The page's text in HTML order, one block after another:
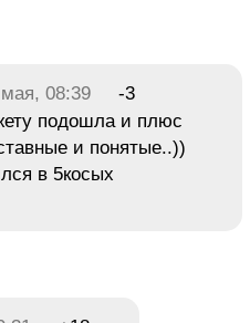
08:39
-3
подошла и плюс
и понятые..))
в 5косых